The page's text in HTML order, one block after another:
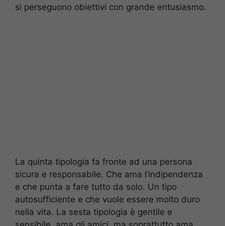
si perseguono obiettivi con grande entusiasmo.
La quinta tipologia fa fronte ad una persona
sicura e responsabile. Che ama l’indipendenza
e che punta a fare tutto da solo. Un tipo
autosufficiente e che vuole essere molto duro
nella vita. La sesta tipologia è gentile e